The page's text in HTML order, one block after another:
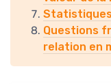
Statistiques
Questions
relation en